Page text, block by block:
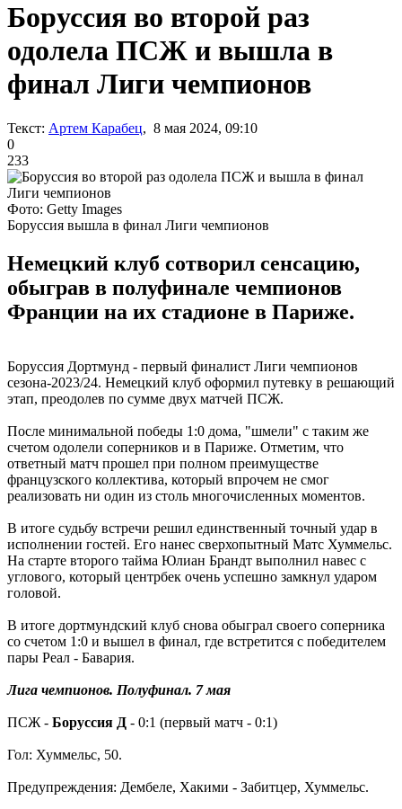
Боруссия во второй раз
одолела ПСЖ и вышла в
финал Лиги чемпионов
Текст: Артем Карабец, 8 мая 2024, 09:10
0
233
Фото: Getty Images
Боруссия вышла в финал Лиги чемпионов
Немецкий клуб сотворил сенсацию,
обыграв в полуфинале чемпионов
Франции на их стадионе в Париже.
Боруссия Дортмунд - первый финалист Лиги чемпионов
сезона-2023/24. Немецкий клуб оформил путевку в решающий
этап, преодолев по сумме двух матчей ПСЖ.
После минимальной победы 1:0 дома, "шмели" с таким же
счетом одолели соперников и в Париже. Отметим, что
ответный матч прошел при полном преимуществе
французского коллектива, который впрочем не смог
реализовать ни один из столь многочисленных моментов.
В итоге судьбу встречи решил единственный точный удар в
исполнении гостей. Его нанес сверхопытный Матс Хуммельс.
На старте второго тайма Юлиан Брандт выполнил навес с
углового, который центрбек очень успешно замкнул ударом
головой.
В итоге дортмундский клуб снова обыграл своего соперника
со счетом 1:0 и вышел в финал, где встретится с победителем
пары Реал - Бавария.
Лига чемпионов. Полуфинал. 7 мая
ПСЖ - Боруссия Д - 0:1 (первый матч - 0:1)
Гол: Хуммельс, 50.
Предупреждения: Дембеле, Хакими - Забитцер, Хуммельс.